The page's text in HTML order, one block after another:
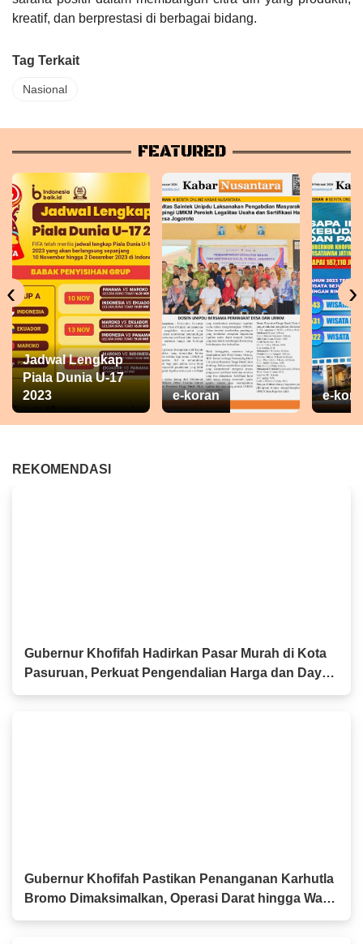
kreatif, dan berprestasi di berbagai bidang.
Tag Terkait
Nasional
FEATURED
Jadwal Lengkap
Piala Dunia U-17
2023
e-koran e-
‹ ›
REKOMENDASI
Gubernur Khofifah Hadirkan Pasar Murah di Kota
Pasuruan, Perkuat Pengendalian Harga dan Daya
Beli Masyarakat
Gubernur Khofifah Pastikan Penanganan Karhutla
Bromo Dimaksimalkan, Operasi Darat hingga Water
Bombing Dikerahkan